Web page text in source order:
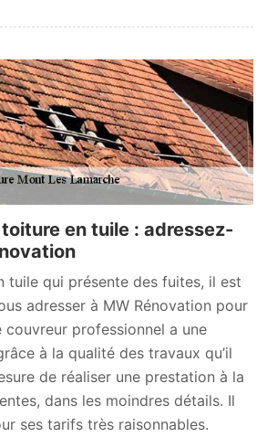
en tuile : adressez-
tuile qui présente des fuites, il est
adresser à MW Rénovation pour
couvreur professionnel a une
à la qualité des travaux qu’il
de réaliser une prestation à la
dans les moindres détails. Il
ses tarifs très raisonnables.